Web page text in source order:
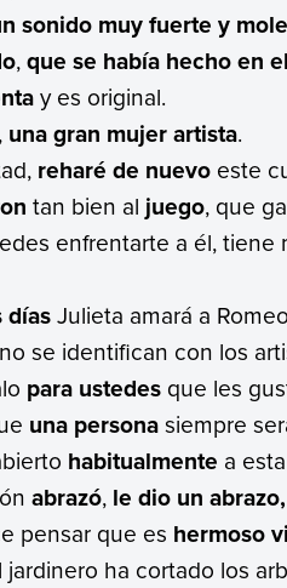
sonido muy fuerte y
,que se había hecho en
y es original.
, una gran mujer artista.
reharé de nuevo este
tan bien al juego, que
enfrentarte a él, tiene
díasJulieta amará a
se identifican con los
para ustedes que les
una personasiempre
habitualmente a
abrazó, le dio un abrazo,
pensar que es hermoso
ha cortado los